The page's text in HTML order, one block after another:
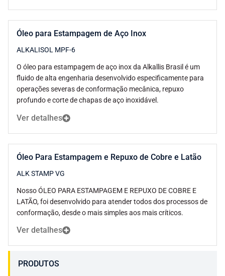
Óleo para Estampagem de Aço Inox
ALKALISOL MPF-6
O óleo para estampagem de aço inox da Alkallis Brasil é um
fluido de alta engenharia desenvolvido especificamente para
operações severas de conformação mecânica, repuxo
profundo e corte de chapas de aço inoxidável.
Ver detalhes
Óleo Para Estampagem e Repuxo de Cobre e Latão
ALK STAMP VG
Nosso ÓLEO PARA ESTAMPAGEM E REPUXO DE COBRE E
LATÃO, foi desenvolvido para atender todos dos processos de
conformação, desde o mais simples aos mais críticos.
Ver detalhes
PRODUTOS